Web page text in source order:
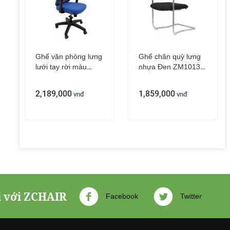
Ghế văn phòng lưng
lưới tay rời màu
2,189,000 vnđ
Ghế chân quỳ lưng
nhựa Đen ZM1013-
1,859,000 vnđ
với ZCHAIR Facebook Twitter